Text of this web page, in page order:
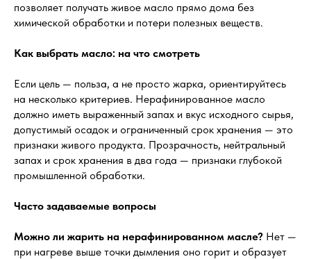
позволяет получать живое масло прямо дома без
химической обработки и потери полезных веществ.
Как выбрать масло: на что смотреть
Если цель — польза, а не просто жарка, ориентируйтесь
на несколько критериев. Нерафинированное масло
должно иметь выраженный запах и вкус исходного сырья,
допустимый осадок и ограниченный срок хранения — это
признаки живого продукта. Прозрачность, нейтральный
запах и срок хранения в два года — признаки глубокой
промышленной обработки.
Часто задаваемые вопросы
Можно ли жарить на нерафинированном масле? Нет —
при нагреве выше точки дымления оно горит и образует